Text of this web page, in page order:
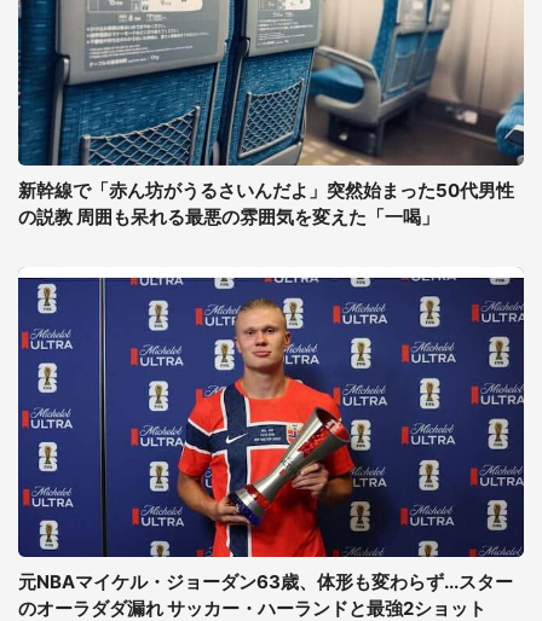
新幹線で「赤ん坊がうるさいんだよ」突然始まった50代男性
の説教 周囲も呆れる最悪の雰囲気を変えた「一喝」
元NBAマイケル・ジョーダン63歳、体形も変わらず...スター
のオーラダダ漏れ サッカー・ハーランドと最強2ショット